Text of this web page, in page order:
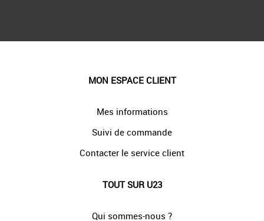
MON ESPACE CLIENT
Mes informations
Suivi de commande
Contacter le service client
TOUT SUR U23
Qui sommes-nous ?